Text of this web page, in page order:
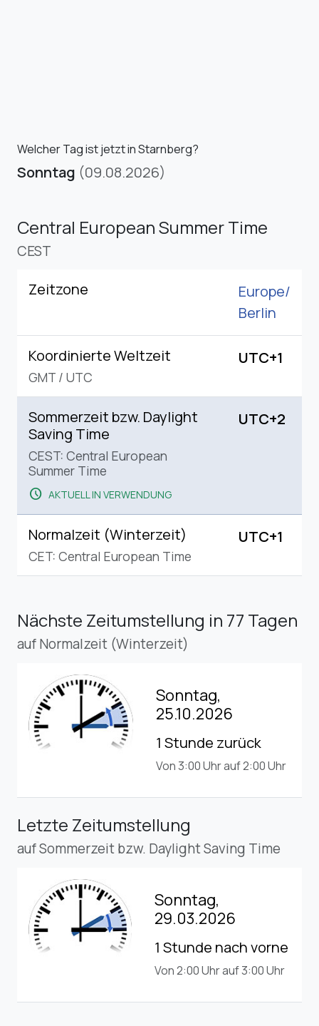
Welcher Tag ist jetzt in Starnberg?
Sonntag (09.08.2026)
Central European Summer Time
CEST
Zeitzone
Europe/
Berlin
Koordinierte Weltzeit
GMT / UTC
UTC+1
Sommerzeit bzw. Daylight
Saving Time
CEST: Central European
Summer Time
schedule AKTUELL IN VERWENDUNG
UTC+2
Normalzeit (Winterzeit)
CET: Central European Time
UTC+1
Nächste Zeitumstellung in 77 Tagen
auf Normalzeit (Winterzeit)
Sonntag,
25.10.2026
1 Stunde zurück
Von 3:00 Uhr auf 2:00 Uhr
Letzte Zeitumstellung
auf Sommerzeit bzw. Daylight Saving Time
Sonntag,
29.03.2026
1 Stunde nach vorne
Von 2:00 Uhr auf 3:00 Uhr